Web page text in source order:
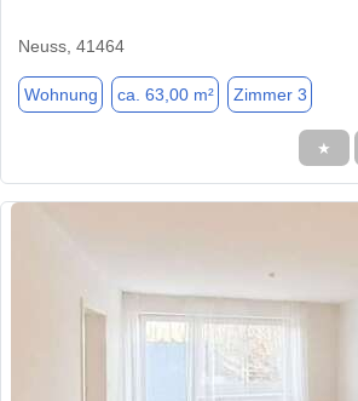
Neuss, 41464
Wohnung ca. 63,00 m² Zimmer 3
★